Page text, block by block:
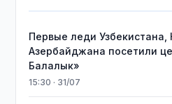
Первые леди Узбекистана,
Азербайджана посетили
Балалык»
15:30 · 31/07